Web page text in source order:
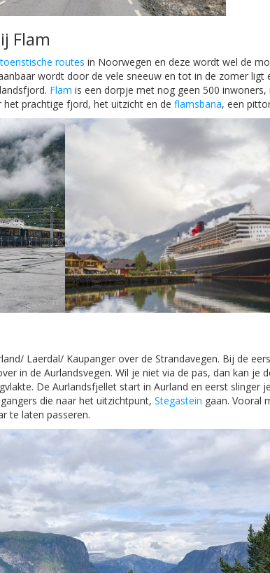
Flam
routes in Noorwegen en deze wordt wel de
wordt door de vele sneeuw en tot in de zomer
Flam is een dorpje met nog geen 500
prachtige fjord, het uitzicht en de flamsbana, een
Laerdal/ Kaupanger over de Strandavegen. Bij de
in de Aurlandsvegen. Wil je niet via de pas, dan kan je
De Aurlandsfjellet start in Aurland en eerst
die naar het uitzichtpunt, Stegastein gaan. Vooral
te laten passeren.